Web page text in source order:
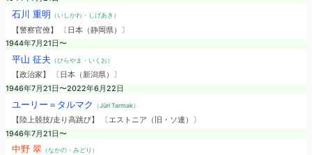
石川 重明 （いしかわ・しげあき）
【警察官僚】 〔日本（静岡県）〕
1944年7月21日〜
平山 征夫 （ひらやま・いくお）
【政治家】 〔日本（新潟県）〕
1946年7月21日〜2022年6月22日
ユーリー＝タルマク （Jüri Tarmak）
【陸上競技/走り高跳び】 〔エストニア（旧・ソ連）〕
1946年7月21日〜
中野 翠（なかの・みどり）